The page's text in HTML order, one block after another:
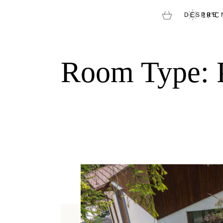
DESPRE
19°C
Room Type: